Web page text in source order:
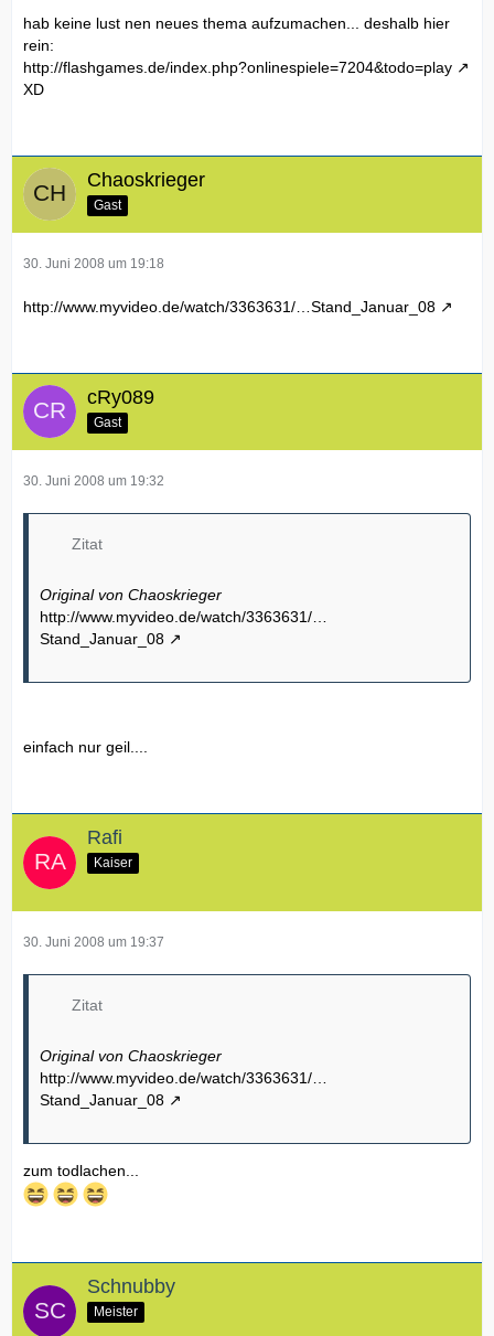
hab keine lust nen neues thema aufzumachen... deshalb hier
rein:
http://flashgames.de/index.php?onlinespiele=7204&todo=play
XD
Chaoskrieger
Gast
30. Juni 2008 um 19:18
http://www.myvideo.de/watch/3363631/…Stand_Januar_08
cRy089
Gast
30. Juni 2008 um 19:32
Zitat
Original von Chaoskrieger
http://www.myvideo.de/watch/3363631/…
Stand_Januar_08
einfach nur geil....
Rafi
Kaiser
30. Juni 2008 um 19:37
Zitat
Original von Chaoskrieger
http://www.myvideo.de/watch/3363631/…
Stand_Januar_08
zum todlachen...
Schnubby
Meister